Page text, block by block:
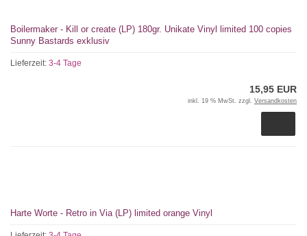
Boilermaker - Kill or create (LP) 180gr. Unikate Vinyl limited 100 copies
Sunny Bastards exklusiv
Lieferzeit: 3-4 Tage
15,95 EUR
inkl. 19 % MwSt. zzgl. Versandkosten
Harte Worte - Retro in Via (LP) limited orange Vinyl